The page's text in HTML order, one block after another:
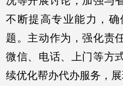
不断提高专业能力，
题。主动作为，强化责
微信、电话、上门等方
续优化帮办代办服务，